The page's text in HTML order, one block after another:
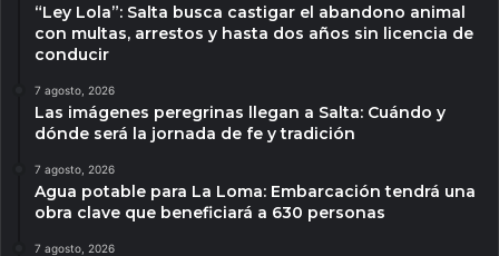
“Ley Lola”: Salta busca castigar el abandono animal
con multas, arrestos y hasta dos años sin licencia de
conducir
7 agosto, 2026
Las imágenes peregrinas llegan a Salta: Cuándo y
dónde será la jornada de fe y tradición
7 agosto, 2026
Agua potable para La Loma: Embarcación tendrá una
obra clave que beneficiará a 630 personas
7 agosto, 2026